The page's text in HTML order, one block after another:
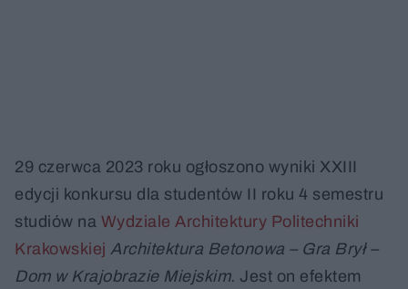
29 czerwca 2023 roku ogłoszono wyniki XXIII
edycji konkursu dla studentów II roku 4 semestru
studiów na Wydziale Architektury Politechniki
Krakowskiej Architektura Betonowa – Gra Brył –
Dom w Krajobrazie Miejskim. Jest on efektem